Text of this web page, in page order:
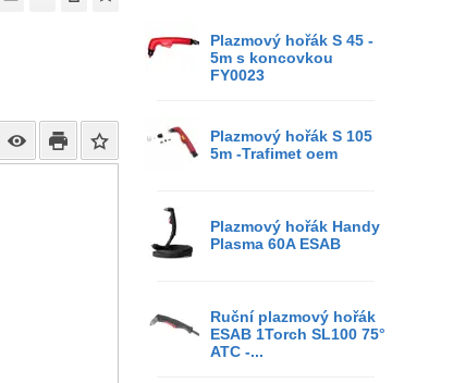
Plazmový hořák S 45 -
5m s koncovkou
FY0023
Plazmový hořák S 105
5m -Trafimet oem
Plazmový hořák Handy
Plasma 60A ESAB
Ruční plazmový hořák
ESAB 1Torch SL100 75°
ATC -...